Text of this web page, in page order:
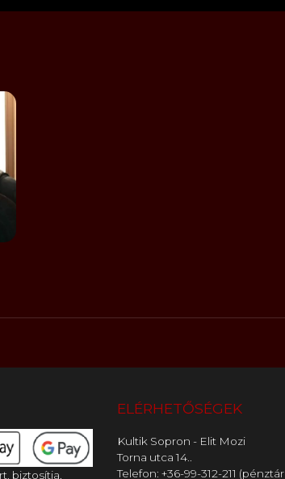
biztosítja,
ELÉRHETŐSÉGEK
Kultik Sopron - Elit Mozi
Torna utca 14..
Telefon: +36-99-312-211 (pénztár